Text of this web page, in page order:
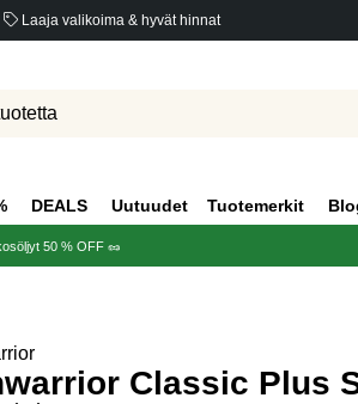
Laaja valikoima & hyvät hinnat
DEALS Uutuudet Tuotemerkit
50 % OFF 🥜
Classic Plus